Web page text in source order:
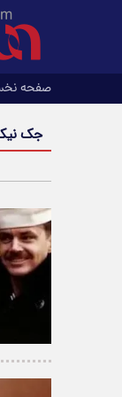
صفحه
جک